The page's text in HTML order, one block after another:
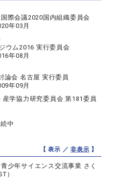
際会議2020国内組織委員会
年03月
ウム2016 実行委員会
年08月
論会 名古屋 実行委員
年09月
産学協力研究委員会 第181委員
中
【 表示 ／非表示 】
少年サイエンス交流事業 さく
）